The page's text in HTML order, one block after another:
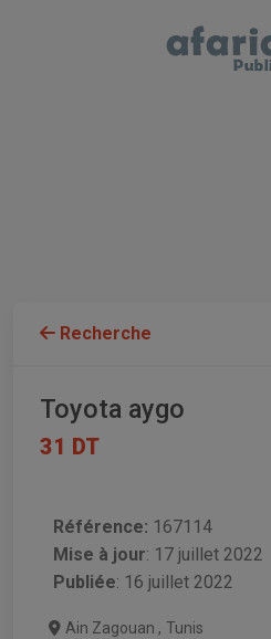
Recherche
Toyota aygo
31 DT
Référence: 167114
Mise à jour: 17 juillet 2022
Publiée: 16 juillet 2022
Ain Zagouan , Tunis